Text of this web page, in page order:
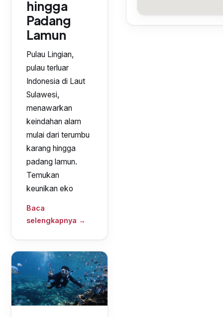
hingga
Padang
Lamun
Pulau Lingian,
pulau terluar
Indonesia di Laut
Sulawesi,
menawarkan
keindahan alam
mulai dari terumbu
karang hingga
padang lamun.
Temukan
keunikan eko
Baca
selengkapnya →